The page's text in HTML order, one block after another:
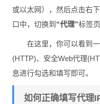
或以太网），然后点击右
口中，切换到 “代理”标签页
在这里，你可以看到
(HTTP)、安全Web代理
息进行勾选和填写即可。
如何正确填写代理